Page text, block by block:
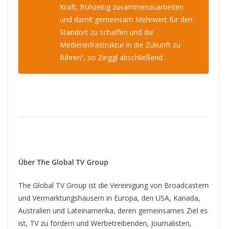
Kraft, frühzeitig zusammenzuarbeiten
und damit gemeinsam Mehrwert für den
Standort zu schaffen und die
Medieninfrastruktur in die Zukunft zu
führen“, so Zinggl abschließend.
Über The Global TV Group
The Global TV Group ist die Vereinigung von Broadcastern
und Vermarktungshäusern in Europa, den USA, Kanada,
Australien und Lateinamerika, deren gemeinsames Ziel es
ist, TV zu fördern und Werbetreibenden, Journalisten,